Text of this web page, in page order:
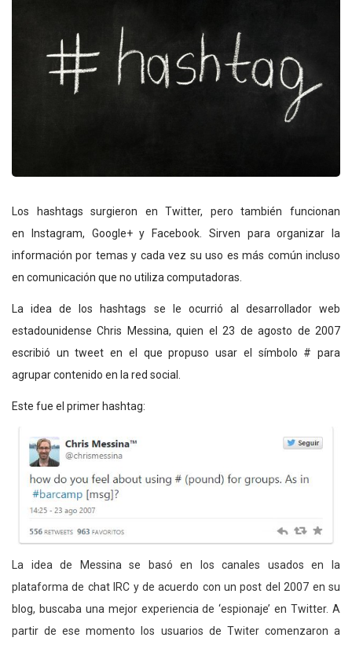
Los hashtags surgieron en Twitter, pero también funcionan
en Instagram, Google+ y Facebook. Sirven para organizar la
información por temas y cada vez su uso es más común incluso
en comunicación que no utiliza computadoras.
La idea de los hashtags se le ocurrió al desarrollador web
estadounidense Chris Messina, quien el 23 de agosto de 2007
escribió un tweet en el que propuso usar el símbolo # para
agrupar contenido en la red social.
Este fue el primer hashtag:
La idea de Messina se basó en los canales usados en la
plataforma de chat IRC y de acuerdo con un post del 2007 en su
blog, buscaba una mejor experiencia de ‘espionaje’ en Twitter. A
partir de ese momento los usuarios de Twiter comenzaron a